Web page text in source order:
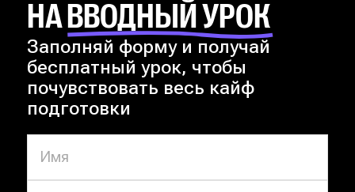
практике;
- может задавать вопросы в чате и
получать ответы в моменте, а при
необходимости — обращаться за
поддержкой куратора.
Регулярные вебинары дают
системное повторение школьных тем
и помогают выстроить прочную базу
для будущих экзаменов.
НА ВВОДНЫЙ УРОК
Заполняй форму и получай
бесплатный урок, чтобы
почувствовать весь кайф
подготовки